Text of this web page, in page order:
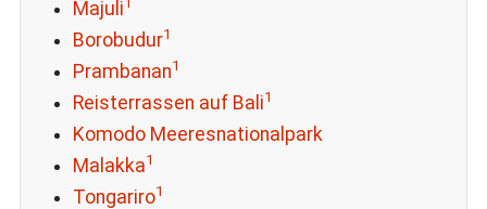
Majuli
Borobudur1
Prambanan1
Reisterrassen auf Bali1
Komodo Meeresnationalpark
Malakka1
Tongariro1